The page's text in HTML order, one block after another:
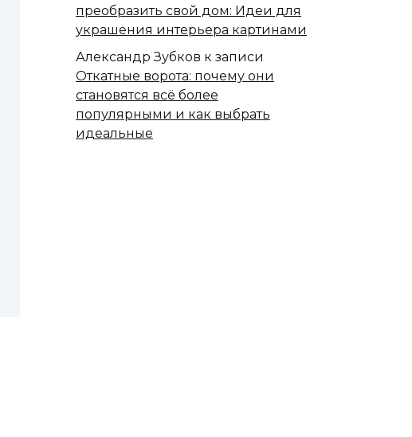
преобразить свой дом: Идеи для
украшения интерьера картинами
Александр Зубков к записи
Откатные ворота: почему они
становятся всё более
популярными и как выбрать
идеальные